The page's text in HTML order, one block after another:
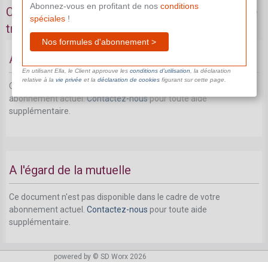
Comment et quand déclarer votre incapacité de
travail?
A l'égard de l'employeur
Ce document n'est pas disponible dans le cadre de votre
abonnement actuel.Contactez-nouspour toute aide
supplémentaire.
A l'égard de la mutuelle
Ce document n'est pas disponible dans le cadre de votre
abonnement actuel. Contactez-nous pour toute aide
supplémentaire.
powered by © SD Worx 2026
Abonnez-vous en profitant de nos conditions
spéciales!
Nos formules d'abonnement >
En utilisant Ella, le Client approuve les conditions d’utilisation , la déclaration
relative à la vie privéeet la déclaration de cookiesfigurant sur cette page.